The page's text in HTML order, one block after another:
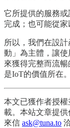
它所提供的服務
完成；也可能從家
所以，我們在設
動」為主體，讓使
來獲得完整而流
是IoT的價值所在。
本文已獲作者授
載。本站文章提
來信 ask@tuna.to